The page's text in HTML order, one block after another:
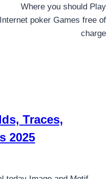
Where you should Play
Internet poker Games free of
charge
Traces,
2025